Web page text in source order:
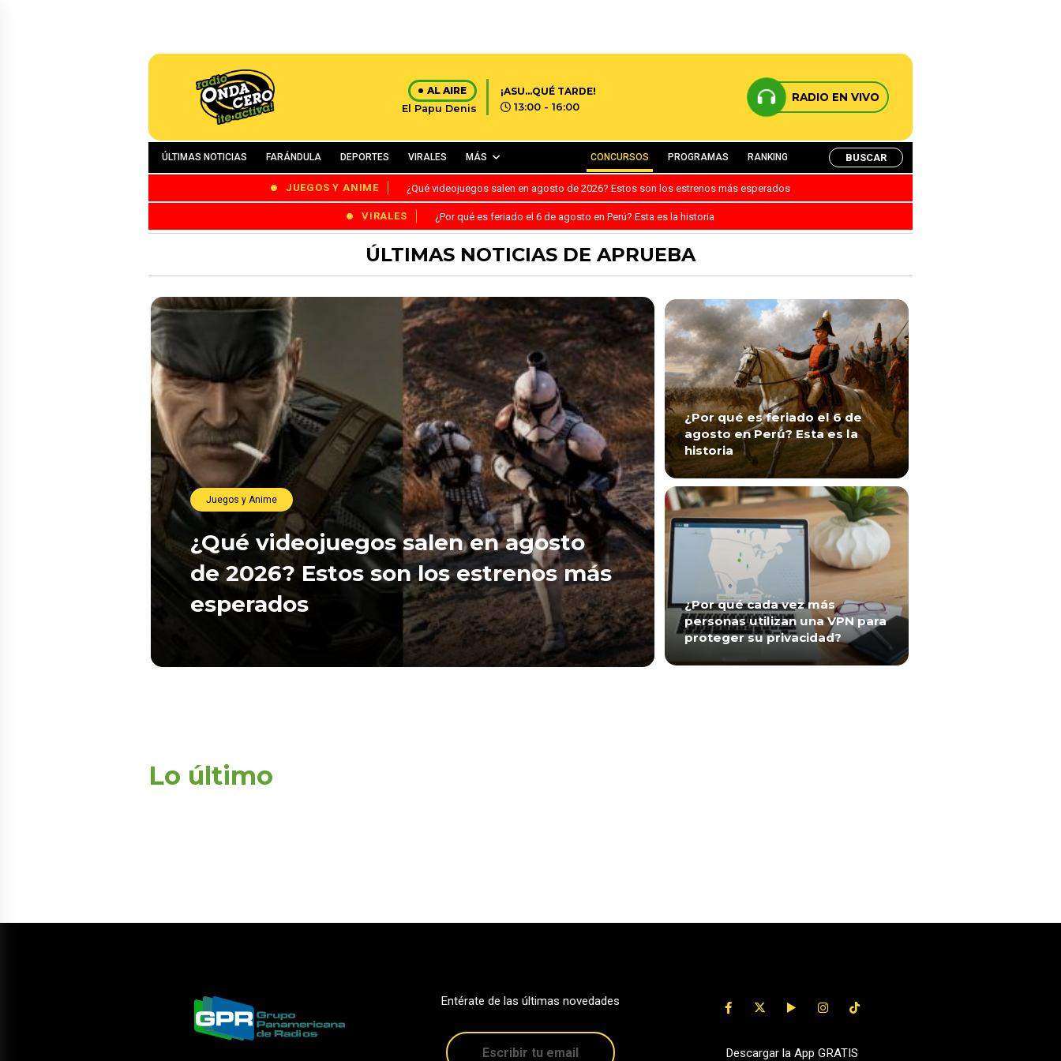
AL AIRE
El Papu Denis
¡ASU...QUÉ TARDE!
13:00 - 16:00
RADIO EN VIVO
ÚLTIMAS NOTICIAS FARÁNDULA DEPORTES VIRALES MÁS CONCURSOS PROGRAMAS RANKING BUSCAR
JUEGOS Y ANIME ¿Qué videojuegos salen en agosto de 2026? Estos son los estrenos más esperados
VIRALES ¿Por qué es feriado el 6 de agosto en Perú? Esta es la historia
ÚLTIMAS NOTICIAS DE APRUEBA
Juegos y Anime
¿Qué videojuegos salen en agosto
de 2026? Estos son los estrenos más
esperados
¿Por qué es feriado el 6 de
agosto en Perú? Esta es la
historia
¿Por qué cada vez más
personas utilizan una VPN para
proteger su privacidad?
Lo último
Entérate de las últimas novedades
Descargar la App GRATIS